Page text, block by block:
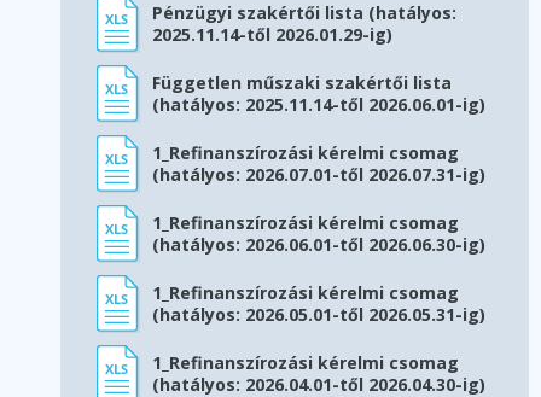
Pénzügyi szakértői lista (hatályos:
2025.11.14-től 2026.01.29-ig)
Független műszaki szakértői lista
(hatályos: 2025.11.14-től 2026.06.01-ig)
1_Refinanszírozási kérelmi csomag
(hatályos: 2026.07.01-től 2026.07.31-ig)
1_Refinanszírozási kérelmi csomag
(hatályos: 2026.06.01-től 2026.06.30-ig)
1_Refinanszírozási kérelmi csomag
(hatályos: 2026.05.01-től 2026.05.31-ig)
1_Refinanszírozási kérelmi csomag
(hatályos: 2026.04.01-től 2026.04.30-ig)